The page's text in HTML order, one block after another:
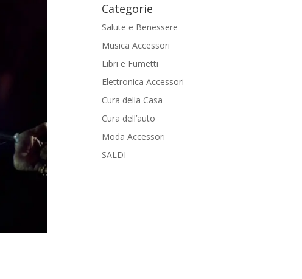
Categorie
Salute e Benessere
Musica Accessori
Libri e Fumetti
Elettronica Accessori
Cura della Casa
Cura dell’auto
Moda Accessori
SALDI